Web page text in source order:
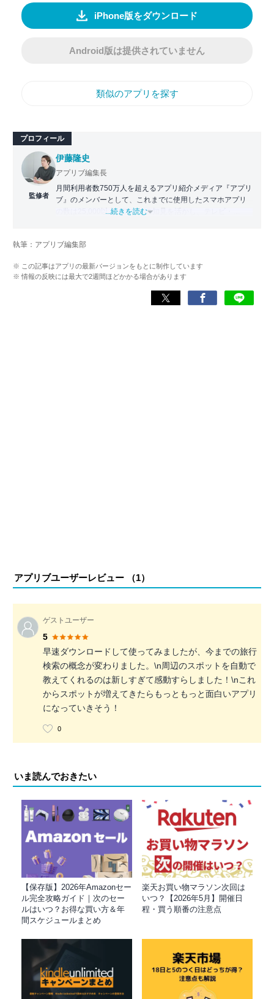
iPhone版をダウンロード
Android版は提供されていません
類似のアプリを探す
プロフィール
監修者
伊藤隆史
アプリブ編集長
月間利用者数750万人を超えるアプリ紹介メディア『アプリ
ブ』のメンバーとして、これまでに使用したスマホアプリ
の数は25,000以上。アプリの知見を活かし、テレビ・
化アプリの紹介）、TBS『サタプラ』（スマホライフが変
スマホアプリ）他
...続きを読む
執筆：アプリブ編集部
※ この記事はアプリの最新バージョンをもとに制作しています
※ 情報の反映には最大で2週間ほどかかる場合があります
アプリブユーザーレビュー （1）
ゲストユーザー
5
早速ダウンロードして使ってみましたが、今までの旅行
検索の概念が変わりました。\n周辺のスポットを自動で
教えてくれるのは新しすぎて感動すらしました！\nこれ
からスポットが増えてきたらもっともっと面白いアプリ
になっていきそう！
0
いま読んでおきたい
【保存版】2026年Amazonセー
ル完全攻略ガイド｜次のセー
ルはいつ？お得な買い方＆年
間スケジュールまとめ
楽天お買い物マラソン次回は
いつ？【2026年5月】開催日
程・買う順番の注意点